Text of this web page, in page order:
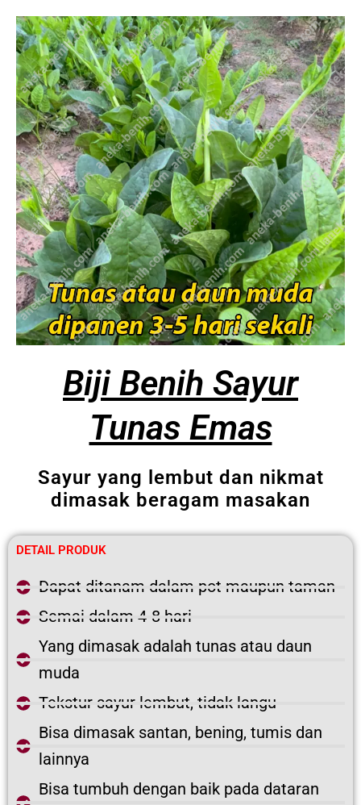
Biji Benih Sayur
Tunas Emas
Sayur yang lembut dan nikmat
dimasak beragam masakan
DETAIL PRODUK
Dapat ditanam dalam pot maupun taman
Semai dalam 4-8 hari
Yang dimasak adalah tunas atau daun
muda
Tekstur sayur lembut, tidak langu
Bisa dimasak santan, bening, tumis dan
lainnya
Bisa tumbuh dengan baik pada dataran